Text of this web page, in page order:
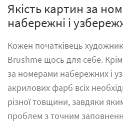
Якість картин за
набережні і
Кожен початківець
Brushme щось для себе.
за номерами набережних і
акрилових фарб всіх
різної товщини, завдяки
проблем з точним